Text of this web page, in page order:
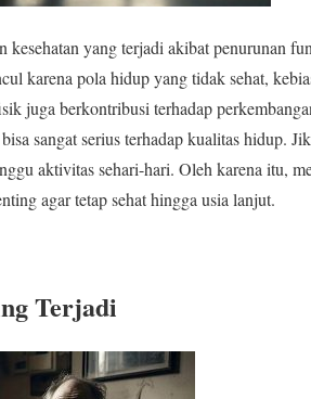
kesehatan yang terjadi akibat penurunan
karena pola hidup yang tidak sehat,
juga berkontribusi terhadap
sangat serius terhadap kualitas hidup.
aktivitas sehari-hari. Oleh karena itu,
agar tetap sehat hingga usia lanjut.
Terjadi